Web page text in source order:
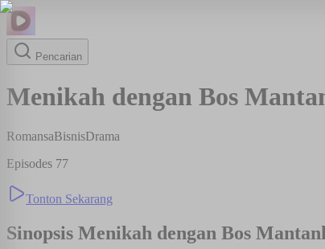
Pencarian
Menikah dengan Bos
RomansaBisnisDrama
Episodes 77
Tonton Sekarang
Sinopsis Menikah dengan Bos